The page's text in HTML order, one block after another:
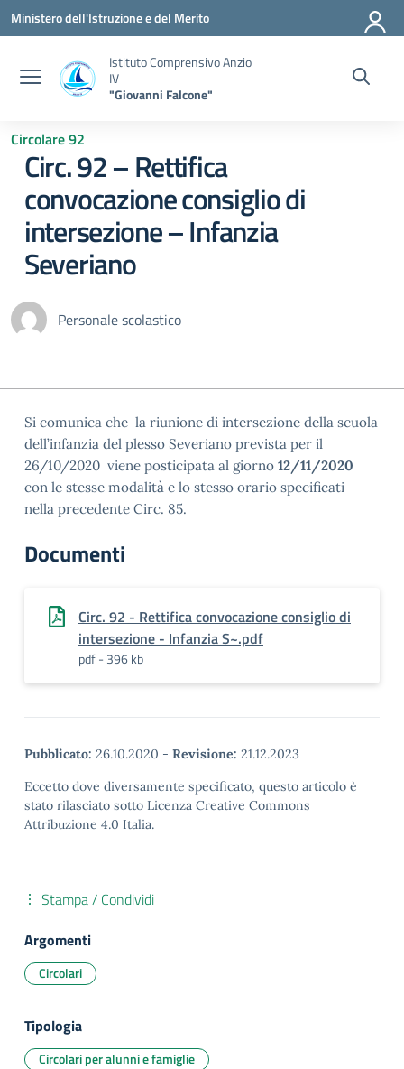
Vai ai contenuti
Vai al menu di navigazione
Vai al footer
Ministero dell'Istruzione e del Merito
Istituto Comprensivo Anzio
IV
"Giovanni Falcone"
Circolare 92
Circ. 92 – Rettifica
convocazione consiglio di
intersezione – Infanzia
Severiano
Personale scolastico
Si comunica che la riunione di intersezione della scuola
dell’infanzia del plesso Severiano prevista per il
26/10/2020 viene posticipata al giorno 12/11/2020
con le stesse modalità e lo stesso orario specificati
nella precedente Circ. 85.
Documenti
Circ. 92 - Rettifica convocazione consiglio di
intersezione - Infanzia S~.pdf
pdf - 396 kb
Pubblicato: 26.10.2020 - Revisione: 21.12.2023
Eccetto dove diversamente specificato, questo articolo è
stato rilasciato sotto Licenza Creative Commons
Attribuzione 4.0 Italia.
Stampa / Condividi
Argomenti
Circolari
Tipologia
Circolari per alunni e famiglie